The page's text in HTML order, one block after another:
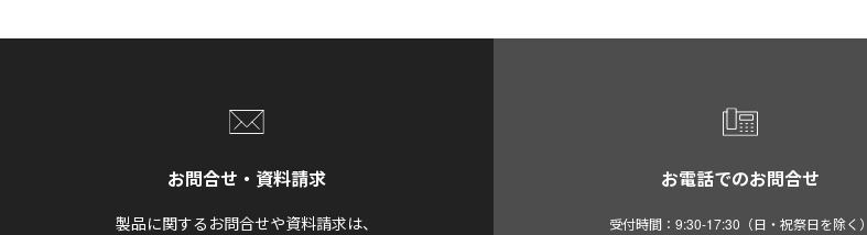
お問合せ・資料請求
製品に関するお問合せや資料請求は、
お電話でのお問合せ
受付時間：9:30-17:30（日・祝祭日を除く）